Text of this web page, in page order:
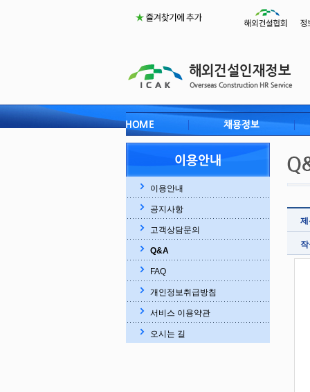
이용안내
공지사항
고객상담문의
Q&A
FAQ
개인정보취급방침
서비스 이용약관
오시는 길